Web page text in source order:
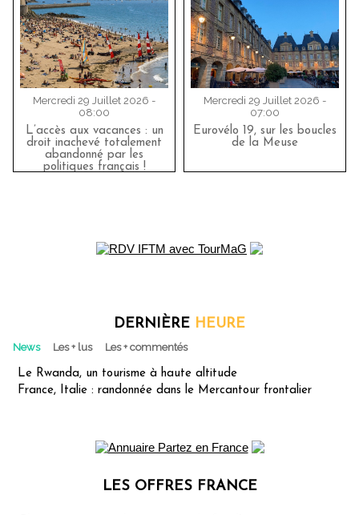
Mercredi 29 Juillet 2026 -
08:00
L’accès aux vacances : un
droit inachevé totalement
abandonné par les
politiques français !
Mercredi 29 Juillet 2026 -
07:00
Eurovélo 19, sur les boucles
de la Meuse
DERNIÈRE HEURE
News Les + lus Les + commentés
Le Rwanda, un tourisme à haute altitude
France, Italie : randonnée dans le Mercantour frontalier
LES OFFRES FRANCE